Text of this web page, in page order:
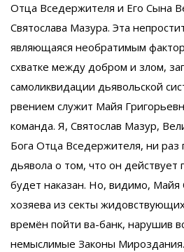
Отца Вседержителя и Его Сына
Святослава Мазура. Эта
являющаяся необратимым
схватке между добром и злом,
самоликвидации дьявольской
рвением служит Майя
команда. Я, Святослав Мазур,
Бога Отца Вседержителя, ни
дьявола о том, что он действует
будет наказан. Но, видимо, Майя
хозяева из секты
времён пойти ва-банк, нарушив
немыслимые Законы